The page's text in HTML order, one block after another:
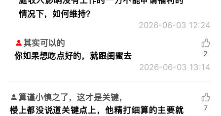
情况下，如何维持？
2026-06-03 12:24
其实可以的
你如果想吃点好的，就跟闺蜜去
2026-06-03 13:14
2
算谨小慎之了，这才是关键，
楼上都没说道关键点上，他精打细算的主要就
7